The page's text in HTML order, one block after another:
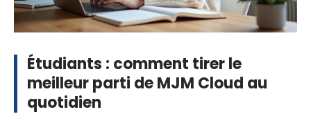
Étudiants : comment tirer le
meilleur parti de MJM Cloud au
quotidien